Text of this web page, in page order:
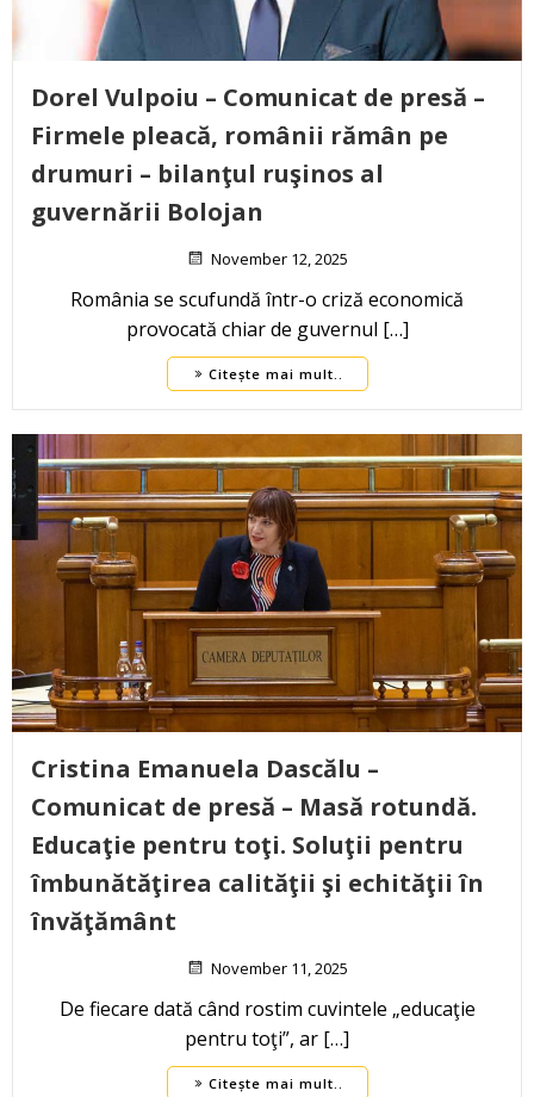
Dorel Vulpoiu – Comunicat de presă –
Firmele pleacă, românii rămân pe
drumuri – bilanţul ruşinos al
guvernării Bolojan
November 12, 2025
România se scufundă într-o criză economică
provocată chiar de guvernul […]
Citește mai mult..
Cristina Emanuela Dascălu –
Comunicat de presă – Masă rotundă.
Educaţie pentru toţi. Soluţii pentru
îmbunătăţirea calităţii şi echităţii în
învăţământ
November 11, 2025
De fiecare dată când rostim cuvintele „educaţie
pentru toţi”, ar […]
Citește mai mult..